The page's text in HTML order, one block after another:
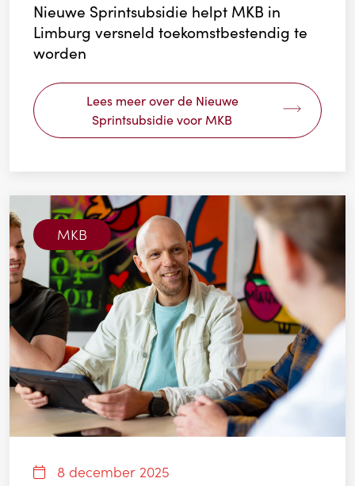
Nieuwe Sprintsubsidie helpt MKB in
Limburg versneld toekomstbestendig te
worden
Lees meer over de Nieuwe
Sprintsubsidie voor MKB
8 december 2025
MKB